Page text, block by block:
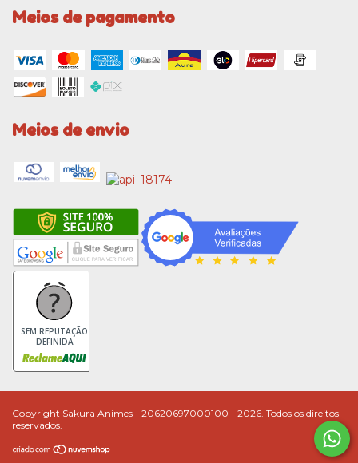
Meios de pagamento
Meios de envio
SEM REPUTAÇÃO
DEFINIDA
Copyright Sakura Animes - 20620697000100 - 2026. Todos os direitos
reservados.